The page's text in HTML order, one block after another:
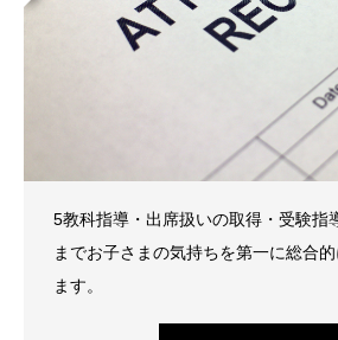
5教科指導・出席扱いの取得・受験指
までお子さまの気持ちを第一に総合
ます。